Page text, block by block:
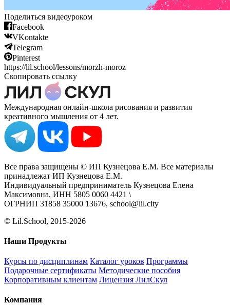
Поделиться видеоуроком
Facebook
VKontakte
Telegram
Pinterest
https://lil.school/lessons/morzh-moroz
Скопировать ссылку
Международная онлайн-школа рисования и развития
креативного мышления от 4 лет.
Все права защищены © ИП Кузнецова Е.М. Все материалы
принадлежат ИП Кузнецова Е.М.
Индивидуальный предприниматель Кузнецова Елена
Максимовна, ИНН 5805 0060 4421 \
ОГРНИП 31858 35000 13676, school@lil.city
© Lil.School, 2015‐2026
Наши Продукты
Курсы по дисциплинам Каталог уроков Программы
Подарочные сертификаты Методические пособия
Корпоративным клиентам Лицензия ЛилСкул
Компания